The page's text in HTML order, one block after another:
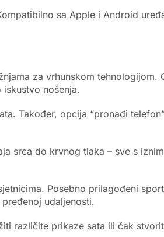
sa Apple i Android
za vrhunskom tehnologijom.
nošenja.
Također, opcija “pronađi
srca do krvnog tlaka – sve s
Posebno prilagođeni
udaljenosti.
različite prikaze sata ili čak